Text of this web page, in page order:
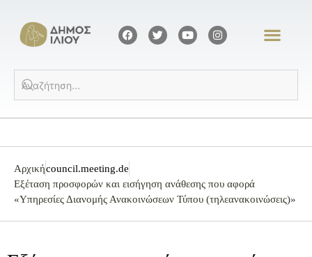
Αρχικήcouncil.meeting.de
Εξέταση προσφορών και εισήγηση ανάθεσης που αφορά
«Υπηρεσίες Διανομής Ανακοινώσεων Τύπου (τηλεανακοινώσεις)»